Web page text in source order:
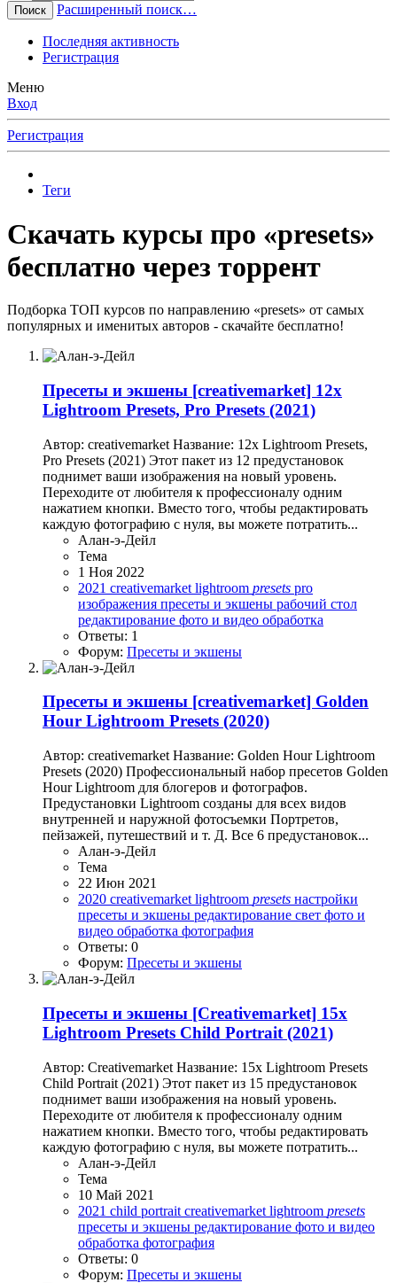
Поиск Расширенный поиск…
Последняя активность
Регистрация
Меню
Вход
Регистрация
Теги
Скачать курсы про «presets»
бесплатно через торрент
Подборка ТОП курсов по направлению «presets» от самых
популярных и именитых авторов - скачайте бесплатно!
Пресеты и экшены [creativemarket] 12x
Lightroom Presets, Pro Presets (2021)
Автор: creativemarket Название: 12x Lightroom Presets,
Pro Presets (2021) Этот пакет из 12 предустановок
поднимет ваши изображения на новый уровень.
Переходите от любителя к профессионалу одним
нажатием кнопки. Вместо того, чтобы редактировать
каждую фотографию с нуля, вы можете потратить...
Алан-э-Дейл
Тема
1 Ноя 2022
2021 creativemarket lightroom presets pro
изображения пресеты и экшены рабочий стол
редактирование фото и видео обработка
Ответы: 1
Форум: Пресеты и экшены
Пресеты и экшены [creativemarket] Golden
Hour Lightroom Presets (2020)
Автор: creativemarket Название: Golden Hour Lightroom
Presets (2020) Профессиональный набор пресетов Golden
Hour Lightroom для блогеров и фотографов.
Предустановки Lightroom созданы для всех видов
внутренней и наружной фотосъемки Портретов,
пейзажей, путешествий и т. Д. Все 6 предустановок...
Алан-э-Дейл
Тема
22 Июн 2021
2020 creativemarket lightroom presets настройки
пресеты и экшены редактирование свет фото и
видео обработка фотография
Ответы: 0
Форум: Пресеты и экшены
Пресеты и экшены [Creativemarket] 15x
Lightroom Presets Child Portrait (2021)
Автор: Creativemarket Название: 15x Lightroom Presets
Child Portrait (2021) Этот пакет из 15 предустановок
поднимет ваши изображения на новый уровень.
Переходите от любителя к профессионалу одним
нажатием кнопки. Вместо того, чтобы редактировать
каждую фотографию с нуля, вы можете потратить...
Алан-э-Дейл
Тема
10 Май 2021
2021 child portrait creativemarket lightroom presets
пресеты и экшены редактирование фото и видео
обработка фотография
Ответы: 0
Форум: Пресеты и экшены